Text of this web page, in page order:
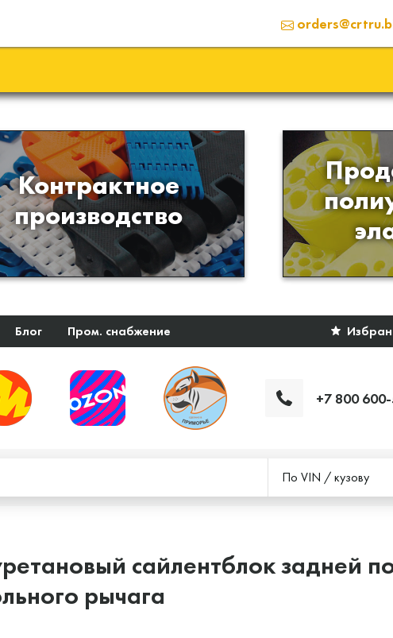
Контрактное
производство
изделий из
и полимеров по
либо чертежам
заказчика
Блог Пром. снабжение
+7 800
По VIN / кузову
сайлентблок задней
рычага